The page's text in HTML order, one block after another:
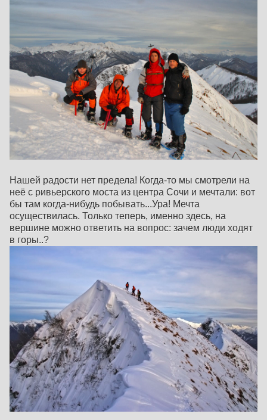
Нашей радости нет предела! Когда-то мы смотрели на
неё с ривьерского моста из центра Сочи и мечтали: вот
бы там когда-нибудь побывать...Ура! Мечта
осуществилась. Только теперь, именно здесь, на
вершине можно ответить на вопрос: зачем люди ходят
в горы..?